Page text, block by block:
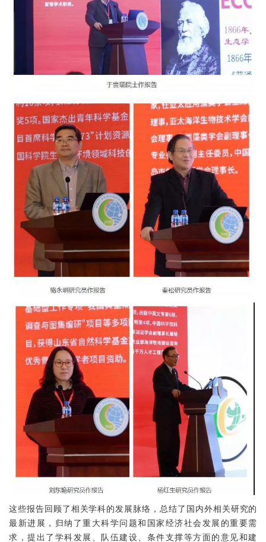
这些报告回顾了相关学科的发展脉络，总结了国内外相关研究的
最新进展，归纳了重大科学问题和国家经济社会发展的重要需
求，提出了学科发展、队伍建设、条件支撑等方面的意见和建